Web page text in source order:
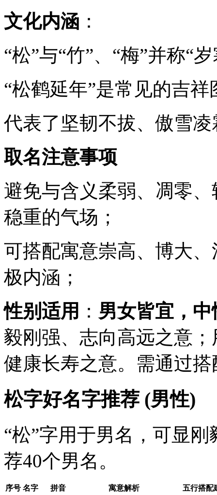
文化内涵 ：
“松”与“竹”、“梅”并称“
“松鹤延年”是常见的吉
代表了坚韧不拔、傲雪
取名注意事项
避免与含义柔弱、凋零
稳重的气场；
可搭配寓意崇高、博大
极内涵；
性别适用 ： 男女皆宜，
毅刚强、志向高远之意
健康长寿之意。需通过
松字好名字推荐 (男性)
“松”字用于男名，可显
荐40个男名。
序号 名字 拼音 寓意解析
五行搭配